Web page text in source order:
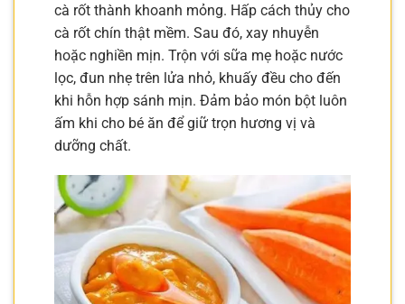
cà rốt thành khoanh mỏng. Hấp cách thủy cho
cà rốt chín thật mềm. Sau đó, xay nhuyễn
hoặc nghiền mịn. Trộn với sữa mẹ hoặc nước
lọc, đun nhẹ trên lửa nhỏ, khuấy đều cho đến
khi hỗn hợp sánh mịn. Đảm bảo món bột luôn
ấm khi cho bé ăn để giữ trọn hương vị và
dưỡng chất.